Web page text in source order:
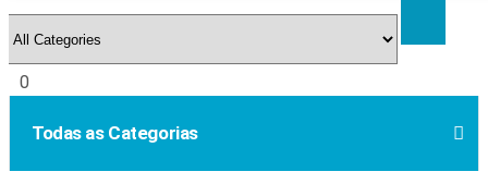
0
Todas as Categorias